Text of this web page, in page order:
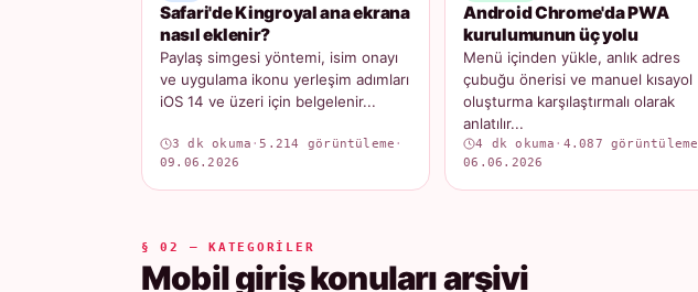
Safari'de Kingroyal ana ekrana
nasıl eklenir?
Paylaş simgesi yöntemi, isim onayı
ve uygulama ikonu yerleşim adımları
iOS 14 ve üzeri için belgelenir...
3 dk okuma ·5.214 görüntüleme ·
09.06.2026
Android Chrome'da PWA
kurulumunun üç yolu
Menü içinden yükle, anlık adres
çubuğu önerisi ve manuel kısayol
oluşturma karşılaştırmalı olarak
anlatılır...
4 dk okuma · 4.087 görüntüleme
06.06.2026
§ 02 — KATEGORILER
Mobil giriş konuları arşivi